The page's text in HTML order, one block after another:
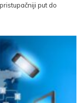
put do